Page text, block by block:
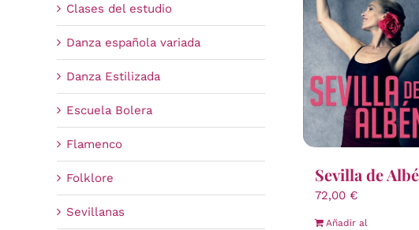
Clases del estudio
Danza española variada
Danza Estilizada
Escuela Bolera
Flamenco
Folklore
Sevillanas
Sevilla de
72,00 €
Añadir al